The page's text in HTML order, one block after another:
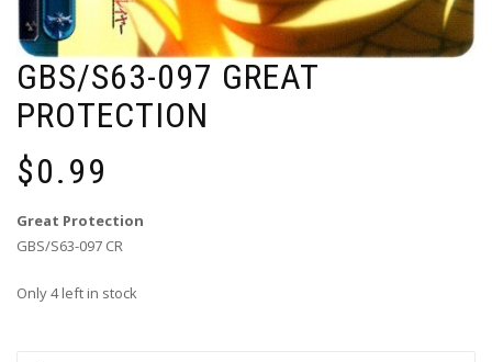
GBS/S63-097 GREAT
PROTECTION
$0.99
Great Protection
GBS/S63-097 CR
Only 4 left in stock